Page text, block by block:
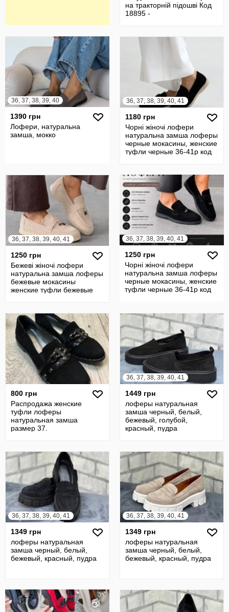
на тракторній підошві Код
18895 -
36, 37, 38, 39, 40
1390 грн
Лофери, натуральна
замша, мокко
36, 37, 38, 39, 40, 41
1180 грн
Чорні жіночі лофери
натуральна замша лоферы
черные мокасины, женские
туфли черные 36-41р код
36, 37, 38, 39, 40, 41
1250 грн
Бежеві жіночі лофери
натуральна замша лоферы
бежевые мокасины
женские туфли бежевые
36, 37, 38, 39, 40, 41
1250 грн
Чорні жіночі лофери
натуральна замша лоферы
черные мокасины, женские
туфли черные 36-41р код
800 грн
Распродажа женские
туфли лоферы
натуральная замша
размер 37.
36, 37, 38, 39, 40, 41
1449 грн
лоферы натуральная
замша черный, белый,
бежевый, голубой,
красный, пудра
36, 37, 38, 39, 40, 41
1349 грн
лоферы натуральная
замша черный, белый,
бежевый, красный, пудра
36, 37, 38, 39, 40, 41
1349 грн
лоферы натуральная
замша черный, белый,
бежевый, красный, пудра